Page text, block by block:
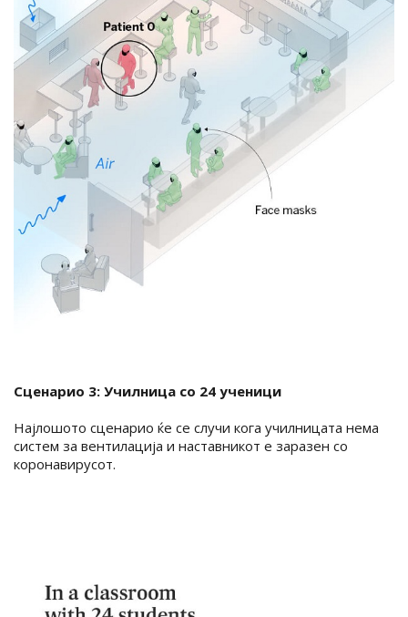
Сценарио 3: Училница со 24 ученици
Најлошото сценарио ќе се случи кога училницата нема
систем за вентилација и наставникот е заразен со
коронавирусот.